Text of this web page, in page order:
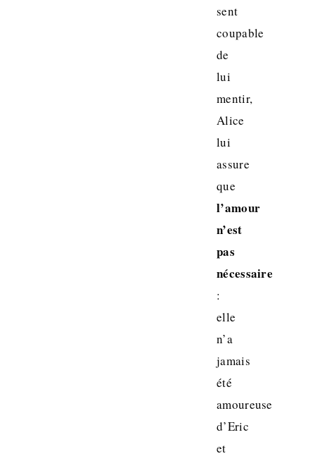
sent
coupable
de
lui
mentir,
Alice
lui
assure
que
l’amour
n’est
pas
nécessaire
:
elle
n’a
jamais
été
amoureuse
d’Eric
et